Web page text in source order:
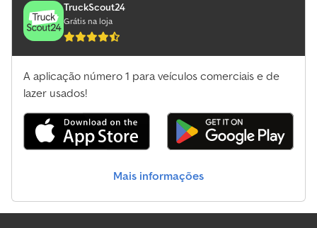
TruckScout24
Grátis na loja
A aplicação número 1 para veículos comerciais e de
lazer usados!
Mais informações